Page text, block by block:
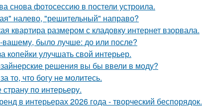
снова фотосессию в постели устроила.
налево, "решительный" направо?
квартира размером с кладовку интернет взорвала.
вашему, было лучше: до или после?
копейки улучшать свой интерьер.
решения вы бы ввели в моду?
то, что богу не молитесь.
страну по интерьеру.
в интерьерах 2026 года - творческий беспорядок.